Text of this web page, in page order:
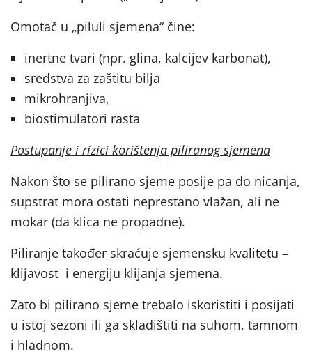
Omotač u „piluli sjemena“ čine:
inertne tvari (npr. glina, kalcijev karbonat),
sredstva za zaštitu bilja
mikrohranjiva,
biostimulatori rasta
Postupanje i rizici korištenja piliranog sjemena
Nakon što se pilirano sjeme posije pa do nicanja,
supstrat mora ostati neprestano vlažan, ali ne
mokar (da klica ne propadne).
Piliranje također skraćuje sjemensku kvalitetu –
klijavost i energiju klijanja sjemena.
Zato bi pilirano sjeme trebalo iskoristiti i posijati
u istoj sezoni ili ga skladištiti na suhom, tamnom
i hladnom.